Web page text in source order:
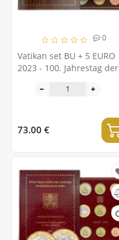
0
Vatikan set BU + 5 EURO
2023 - 100. Jahrestag der
Milani
73.00 €